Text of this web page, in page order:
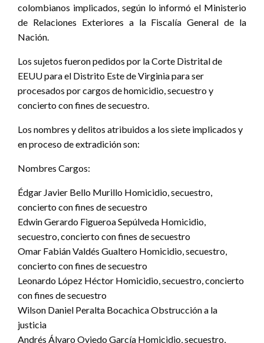
colombianos implicados, según lo informó el Ministerio
de Relaciones Exteriores a la Fiscalía General de la
Nación.
Los sujetos fueron pedidos por la Corte Distrital de
EEUU para el Distrito Este de Virginia para ser
procesados por cargos de homicidio, secuestro y
concierto con fines de secuestro.
Los nombres y delitos atribuidos a los siete implicados y
en proceso de extradición son:
Nombres Cargos:
Édgar Javier Bello Murillo Homicidio, secuestro,
concierto con fines de secuestro
Edwin Gerardo Figueroa Sepúlveda Homicidio,
secuestro, concierto con fines de secuestro
Omar Fabián Valdés Gualtero Homicidio, secuestro,
concierto con fines de secuestro
Leonardo López Héctor Homicidio, secuestro, concierto
con fines de secuestro
Wilson Daniel Peralta Bocachica Obstrucción a la
justicia
Andrés Álvaro Oviedo García Homicidio, secuestro,